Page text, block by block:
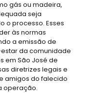
gás ou madeira,
seja
o processo. Esses
às normas
a emissão de
da comunidade
em São José de
diretrizes legais e
amigos do falecido
operação.